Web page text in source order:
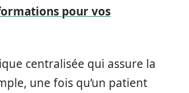
pour vos
centralisée qui assure la
une fois qu’un patient